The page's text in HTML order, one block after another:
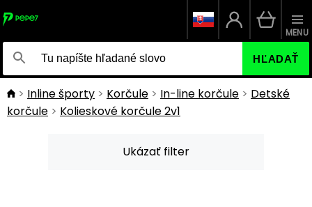
HĽADAŤ
MENU
Inline športy Korčule In-line korčule
Detské
korčule
Kolieskové korčule 2v1
Ukázať filter